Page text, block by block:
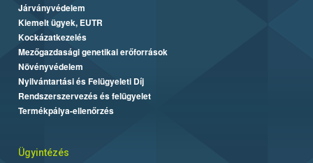
Járványvédelem
Kiemelt ügyek, EUTR
Kockázatkezelés
Mezőgazdasági genetikai erőforrások
Növényvédelem
Nyilvántartási és Felügyeleti Díj
Rendszerszervezés és felügyelet
Termékpálya-ellenőrzés
Ügyintézés